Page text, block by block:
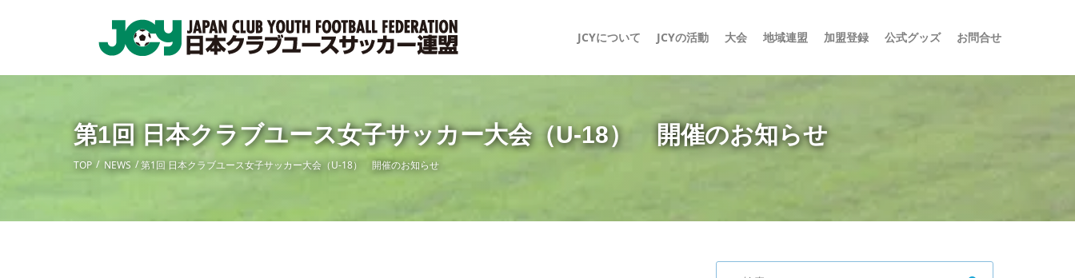
JCYについて JCYの活動 大会 地域連盟 加盟登録 公式グッズ お問合せ
第1回 日本クラブユース女子サッカー大会（U-18） 開催のお知らせ
TOP NEWS 第1回 日本クラブユース女子サッカー大会（U-18） 開催のお知らせ